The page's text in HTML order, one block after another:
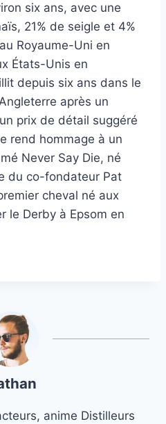
six ans, avec une
21% de seigle et 4%
Royaume-Uni en
États-Unis en
depuis six ans dans le
après un
prix de détail suggéré
rend hommage à un
Never Say Die, né
du co-fondateur Pat
cheval né aux
le Derby à Epsom en
anime Distilleurs